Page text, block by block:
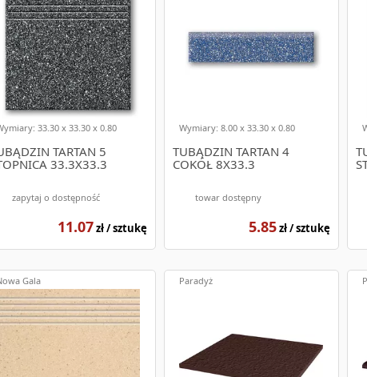
TARTAN 5
33.3X33.3
33.30 x 33.30 x 0.80
zapytaj o dostępność
11.07zł / sztukę
TUBĄDZIN TARTAN 4
COKÓŁ 8X33.3
Wymiary: 8.00 x 33.30 x 0.80
towar dostępny
5.85zł / sztukę
Gala Paradyż